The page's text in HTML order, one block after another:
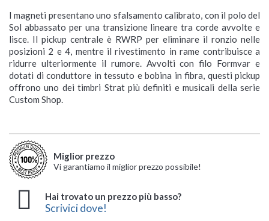
I magneti presentano uno sfalsamento calibrato, con il polo del
Sol abbassato per una transizione lineare tra corde avvolte e
lisce. Il pickup centrale è RWRP per eliminare il ronzio nelle
posizioni 2 e 4, mentre il rivestimento in rame contribuisce a
ridurre ulteriormente il rumore. Avvolti con filo Formvar e
dotati di conduttore in tessuto e bobina in fibra, questi pickup
offrono uno dei timbri Strat più definiti e musicali della serie
Custom Shop.
Miglior prezzo
Vi garantiamo il miglior prezzo possibile!
Hai trovato un prezzo più basso?
Scrivici dove!